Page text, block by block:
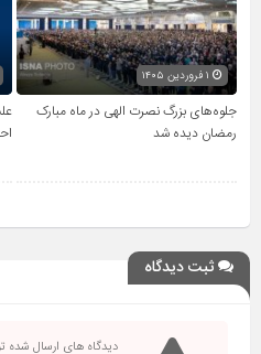
جلوه‌های بزرگ نصرت الهی در ماه مبارک
رمضان دیده شد
ثبت دیدگاه
دیدگاه های ارسال شده